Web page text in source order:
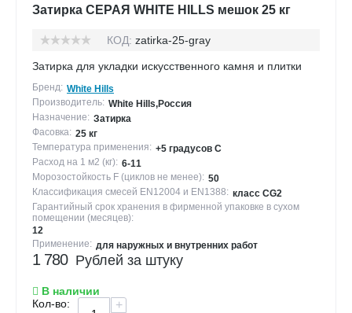
Затирка СЕРАЯ WHITE HILLS мешок 25 кг
КОД: zatirka-25-gray
Затирка для укладки искусственного камня и плитки
Бренд: White Hills
Производитель: White Hills,Россия
Назначение: Затирка
Фасовка: 25 кг
Температура применения: +5 градусов С
Расход на 1 м2 (кг): 6-11
Морозостойкость F (циклов не менее): 50
Классификация смесей EN12004 и EN1388: класс CG2
Гарантийный срок хранения в фирменной упаковке в сухом
помещении (месяцев):
12
Применение: для наружных и внутренних работ
1 780 Рублей за штуку
В наличии
Кол-во:
+